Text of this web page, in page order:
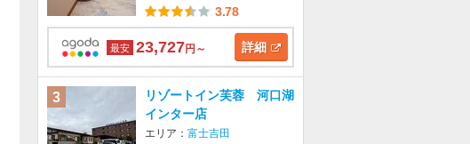
3.78
最安 23,727円～ 詳細
3
リゾートイン芙蓉 河口湖
インター店
エリア： 富士吉田